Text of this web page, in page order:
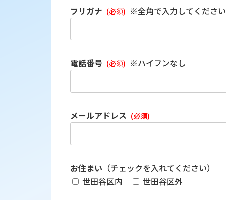
フリガナ (必須) ※全角で入力してください
電話番号 (必須) ※ハイフンなし
メールアドレス (必須)
お住まい （チェックを入れてください）
世田谷区内
世田谷区外